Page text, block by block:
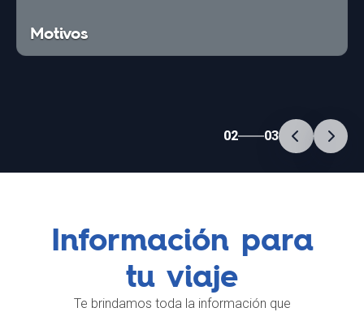
Motivos
02 03
Información para
tu viaje
Te brindamos toda la información que